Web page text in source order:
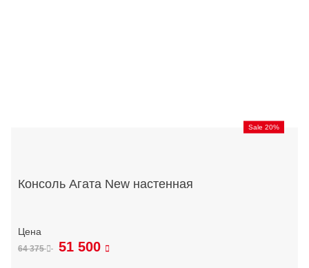
Sale 20%
Консоль Агата New настенная
64 375 51 500